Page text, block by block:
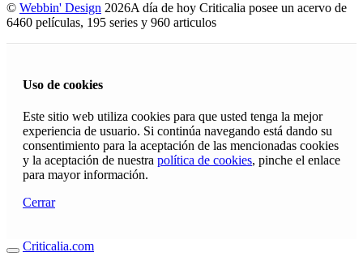
© Webbin' Design 2026A día de hoy Criticalia posee un acervo de
6460 películas, 195 series y 960 articulos
Uso de cookies
Este sitio web utiliza cookies para que usted tenga la mejor
experiencia de usuario. Si continúa navegando está dando su
consentimiento para la aceptación de las mencionadas cookies
y la aceptación de nuestra política de cookies, pinche el enlace
para mayor información.
Cerrar
Criticalia.com